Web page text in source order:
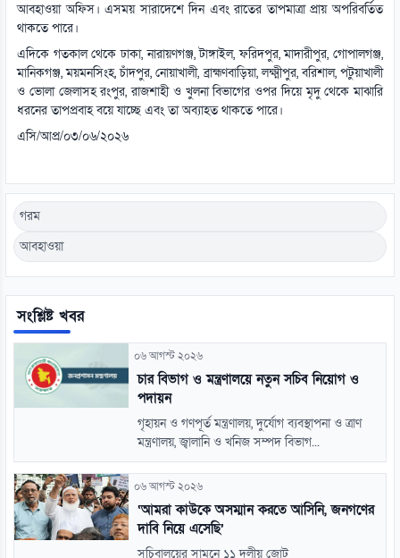
আবহাওয়া অফিস। এসময় সারাদেশে দিন এবং রাতের তাপমাত্রা প্রায় অপরিবর্তিত
থাকতে পারে।
এদিকে গতকাল থেকে ঢাকা, নারায়ণগঞ্জ, টাঙ্গাইল, ফরিদপুর, মাদারীপুর, গোপালগঞ্জ,
মানিকগঞ্জ, ময়মনসিংহ, চাঁদপুর, নোয়াখালী, ব্রাহ্মণবাড়িয়া, লক্ষ্মীপুর, বরিশাল, পটুয়াখালী
ও ভোলা জেলাসহ রংপুর, রাজশাহী ও খুলনা বিভাগের ওপর দিয়ে মৃদু থেকে মাঝারি
ধরনের তাপপ্রবাহ বয়ে যাচ্ছে এবং তা অব্যাহত থাকতে পারে।
এসি/আপ্র/০৩/০৬/২০২৬
গরম
আবহাওয়া
সংশ্লিষ্ট খবর
০৬ আগস্ট ২০২৬
চার বিভাগ ও মন্ত্রণালয়ে নতুন সচিব নিয়োগ ও
পদায়ন
গৃহায়ন ও গণপূর্ত মন্ত্রণালয়, দুর্যোগ ব্যবস্থাপনা ও ত্রাণ
মন্ত্রণালয়, জ্বালানি ও খনিজ সম্পদ বিভাগ...
০৬ আগস্ট ২০২৬
‘আমরা কাউকে অসম্মান করতে আসিনি, জনগণের
দাবি নিয়ে এসেছি’
সচিবালয়ের সামনে ১১ দলীয় জোট